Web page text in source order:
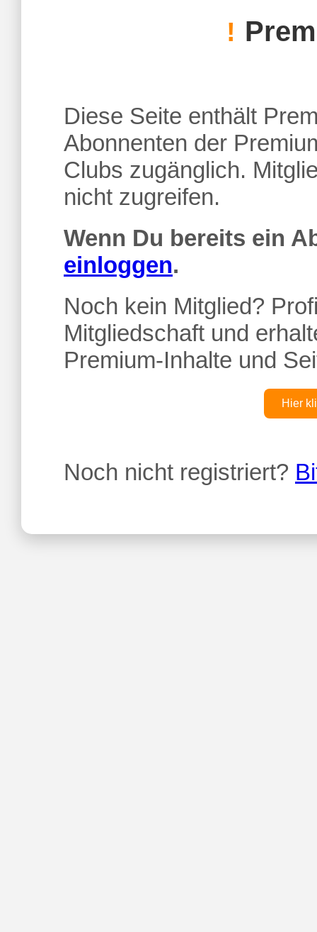
!
Diese Seite enthält
Abonnenten der
Clubs zugänglich.
nicht zugreifen.
Wenn Du bereits ein
einloggen.
Noch kein Mitglied?
Mitgliedschaft und
Premium-Inhalte und
Hier
Noch nicht registriert?